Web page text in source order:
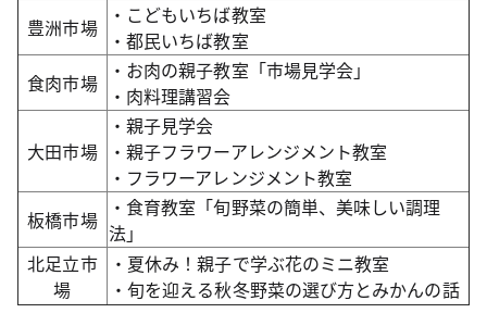
豊洲市場
・こどもいちば教室
・都民いちば教室
食肉市場
・お肉の親子教室「市場見学会」
・肉料理講習会
大田市場
・親子見学会
・親子フラワーアレンジメント教室
・フラワーアレンジメント教室
板橋市場
・食育教室「旬野菜の簡単、美味しい調理
法」
北足立市
場
・夏休み！親子で学ぶ花のミニ教室
・旬を迎える秋冬野菜の選び方とみかんの話